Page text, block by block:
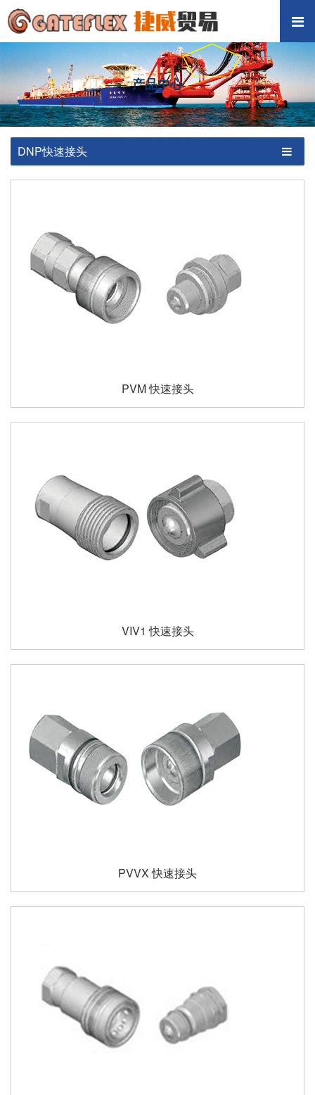
产品中心
DNP快速接头
PVM 快速接头
VIV1 快速接头
PVVX 快速接头